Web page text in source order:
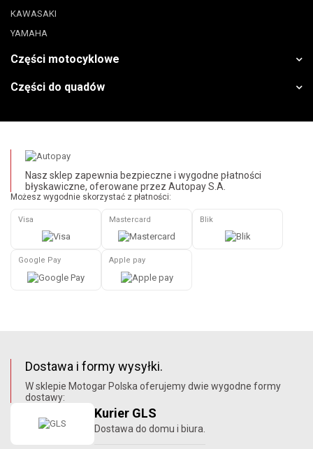
KAWASAKI
YAMAHA
Części motocyklowe
Części do quadów
Nasz sklep zapewnia bezpieczne i wygodne płatności
błyskawiczne, oferowane przez Autopay S.A.
Możesz wygodnie skorzystać z płatności:
Visa Mastercard Blik
Google Pay Apple pay
Dostawa i formy wysyłki.
W sklepie Motogar Polska oferujemy dwie wygodne formy
dostawy:
Kurier GLS
Dostawa do domu i biura.